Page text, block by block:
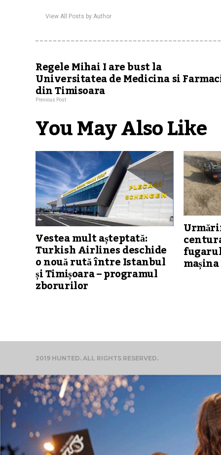
View All Posts by Author
Regele Mihai I are bust la
Universitatea de Medicina si
din Timisoara
Previous Post
You May Also Like
Vestea mult așteptată:
Turkish Airlines deschide
o nouă rută între Istanbul
și Timișoara – programul
zborurilor
2019 HUNTED. ALL RIGHTS RESERVED.